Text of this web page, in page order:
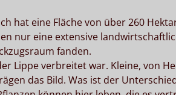
hat eine Fläche von über 260
nur eine extensive
fanden.
Lippe verbreitet war. Kleine, von
das Bild. Was ist der